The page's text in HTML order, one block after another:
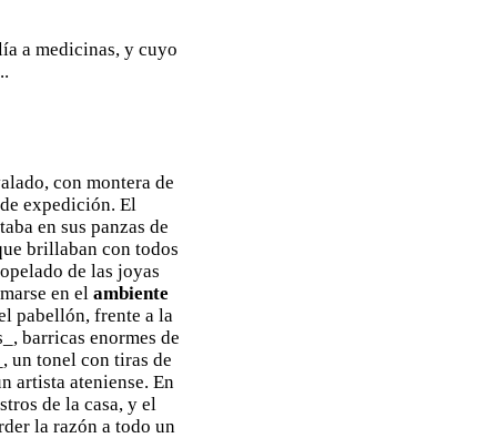
a medicinas, y cuyo
con montera de
expedición. El
en sus panzas de
brillaban con todos
de las joyas
en el ambiente
pabellón, frente a la
barricas enormes de
un tonel con tiras de
artista ateniense. En
de la casa, y el
la razón a todo un